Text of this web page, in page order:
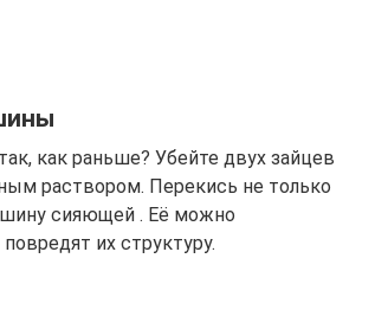
как раньше? Убейте двух зайцев
раствором. Перекись не только
сияющей . Её можно
их структуру.